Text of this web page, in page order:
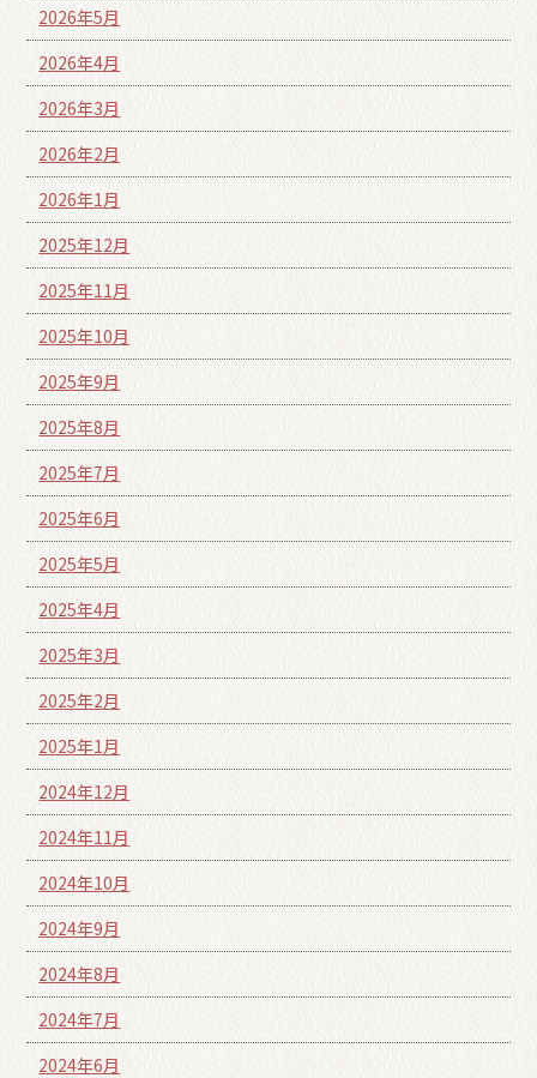
2026年5月
2026年4月
2026年3月
2026年2月
2026年1月
2025年12月
2025年11月
2025年10月
2025年9月
2025年8月
2025年7月
2025年6月
2025年5月
2025年4月
2025年3月
2025年2月
2025年1月
2024年12月
2024年11月
2024年10月
2024年9月
2024年8月
2024年7月
2024年6月